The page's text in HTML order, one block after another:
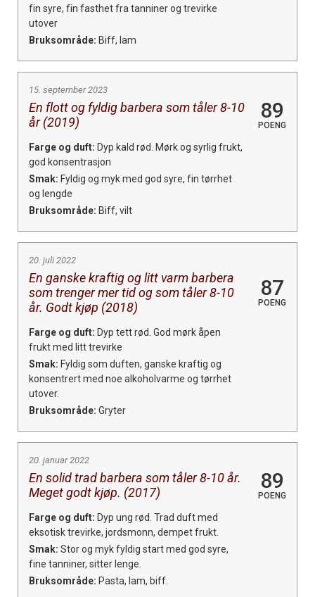
fin syre, fin fasthet fra tanniner og trevirke
utover
Bruksområde: Biff, lam
15. september 2023
En flott og fyldig barbera som tåler 8-10
år (2019)
89
POENG
Farge og duft: Dyp kald rød. Mørk og syrlig frukt,
god konsentrasjon
Smak: Fyldig og myk med god syre, fin tørrhet
og lengde
Bruksområde: Biff, vilt
20. juli 2022
En ganske kraftig og litt varm barbera
som trenger mer tid og som tåler 8-10
år. Godt kjøp (2018)
87
POENG
Farge og duft: Dyp tett rød. God mørk åpen
frukt med litt trevirke
Smak: Fyldig som duften, ganske kraftig og
konsentrert med noe alkoholvarme og tørrhet
utover.
Bruksområde: Gryter
20. januar 2022
En solid trad barbera som tåler 8-10 år.
Meget godt kjøp. (2017)
89
POENG
Farge og duft: Dyp ung rød. Trad duft med
eksotisk trevirke, jordsmonn, dempet frukt.
Smak: Stor og myk fyldig start med god syre,
fine tanniner, sitter lenge.
Bruksområde: Pasta, lam, biff.